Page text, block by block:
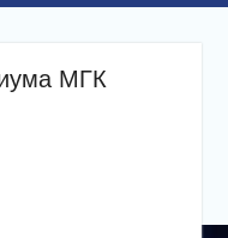
МГК